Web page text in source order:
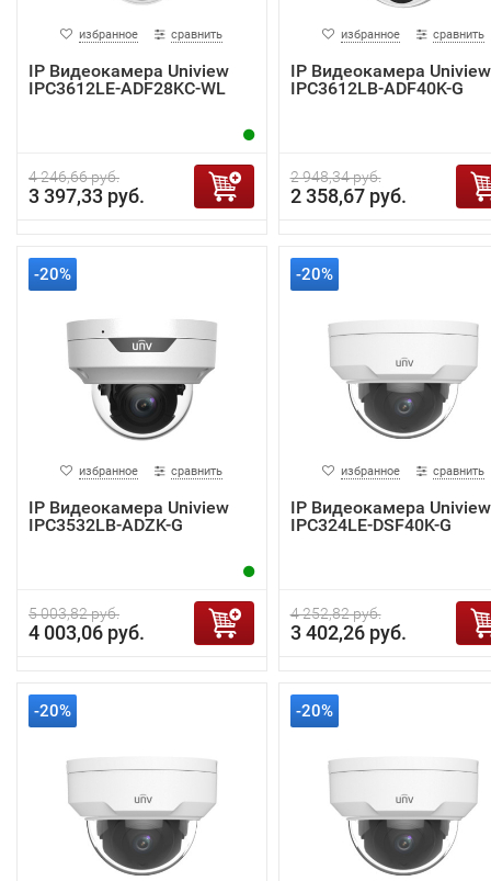
избранное сравнить
IP Видеокамера Uniview
IPC3612LE-ADF28KC-WL
4 246,66 руб.
3 397,33 руб.
избранное сравнить
IP Видеокамера Uniview
IPC3612LB-ADF40K-G
2 948,34 руб.
2 358,67 руб.
-20%
избранное сравнить
IP Видеокамера Uniview
IPC3532LB-ADZK-G
5 003,82 руб.
4 003,06 руб.
-20%
избранное сравнить
IP Видеокамера Uniview
IPC324LE-DSF40K-G
4 252,82 руб.
3 402,26 руб.
-20% -20%